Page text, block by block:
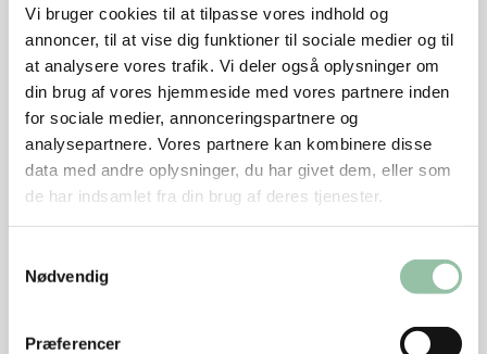
Vi bruger cookies til at tilpasse vores indhold og
annoncer, til at vise dig funktioner til sociale medier og til
at analysere vores trafik. Vi deler også oplysninger om
din brug af vores hjemmeside med vores partnere inden
for sociale medier, annonceringspartnere og
analysepartnere. Vores partnere kan kombinere disse
data med andre oplysninger, du har givet dem, eller som
de har indsamlet fra din brug af deres tjenester.
Nødvendig
Præferencer
Kom bouillon, appelsinsaft og fintrevet skal,
hakket pistacie, tørrede roser og laurbærblade ud
over.
Krydr med salt og friskkværnet peber, dryp med
resten af olivenolien.
Sæt fadet i en forvarmet ovn. Bag ved 170 grader
i ca. 20 minutter til kødet er gennemstegt, og